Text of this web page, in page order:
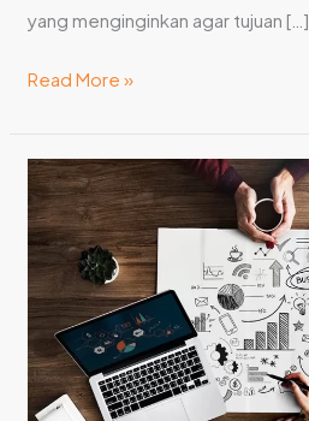
yang menginginkan agar tujuan […]
Read More »
Jasa
Google
Ads:
Tips
Efisiensi
Biaya
Iklan
Google